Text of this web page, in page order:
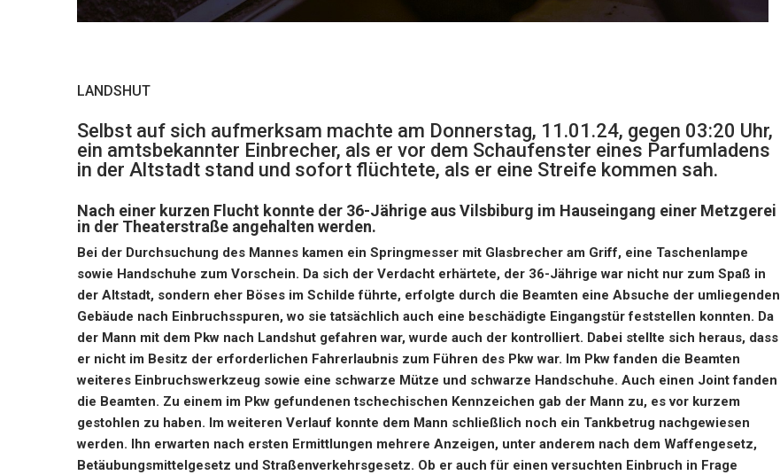
LANDSHUT
Selbst auf sich aufmerksam machte am Donnerstag, 11.01.24, gegen 03:20 Uhr,
ein amtsbekannter Einbrecher, als er vor dem Schaufenster eines Parfumladens
in der Altstadt stand und sofort flüchtete, als er eine Streife kommen sah.
Nach einer kurzen Flucht konnte der 36-Jährige aus Vilsbiburg im Hauseingang einer Metzgerei
in der Theaterstraße angehalten werden.
Bei der Durchsuchung des Mannes kamen ein Springmesser mit Glasbrecher am Griff, eine Taschenlampe
sowie Handschuhe zum Vorschein. Da sich der Verdacht erhärtete, der 36-Jährige war nicht nur zum Spaß in
der Altstadt, sondern eher Böses im Schilde führte, erfolgte durch die Beamten eine Absuche der umliegenden
Gebäude nach Einbruchsspuren, wo sie tatsächlich auch eine beschädigte Eingangstür feststellen konnten. Da
der Mann mit dem Pkw nach Landshut gefahren war, wurde auch der kontrolliert. Dabei stellte sich heraus, dass
er nicht im Besitz der erforderlichen Fahrerlaubnis zum Führen des Pkw war. Im Pkw fanden die Beamten
weiteres Einbruchswerkzeug sowie eine schwarze Mütze und schwarze Handschuhe. Auch einen Joint fanden
die Beamten. Zu einem im Pkw gefundenen tschechischen Kennzeichen gab der Mann zu, es vor kurzem
gestohlen zu haben. Im weiteren Verlauf konnte dem Mann schließlich noch ein Tankbetrug nachgewiesen
werden. Ihn erwarten nach ersten Ermittlungen mehrere Anzeigen, unter anderem nach dem Waffengesetz,
Betäubungsmittelgesetz und Straßenverkehrsgesetz. Ob er auch für einen versuchten Einbruch in Frage